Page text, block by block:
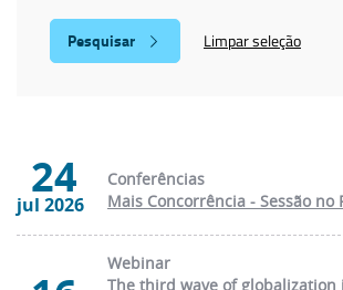
Limpar seleção
24
jul 2026
Conferências
Mais Concorrência - Sessão no
Webinar
The third wave of